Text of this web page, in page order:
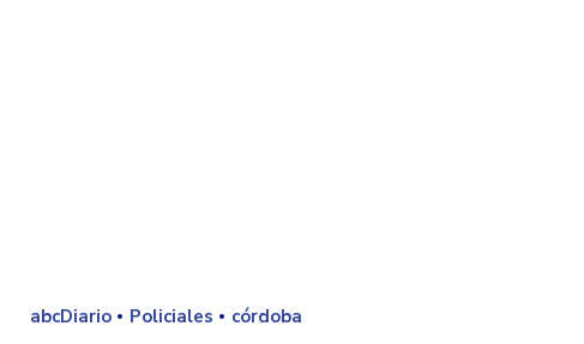
abcDiario Policiales córdoba